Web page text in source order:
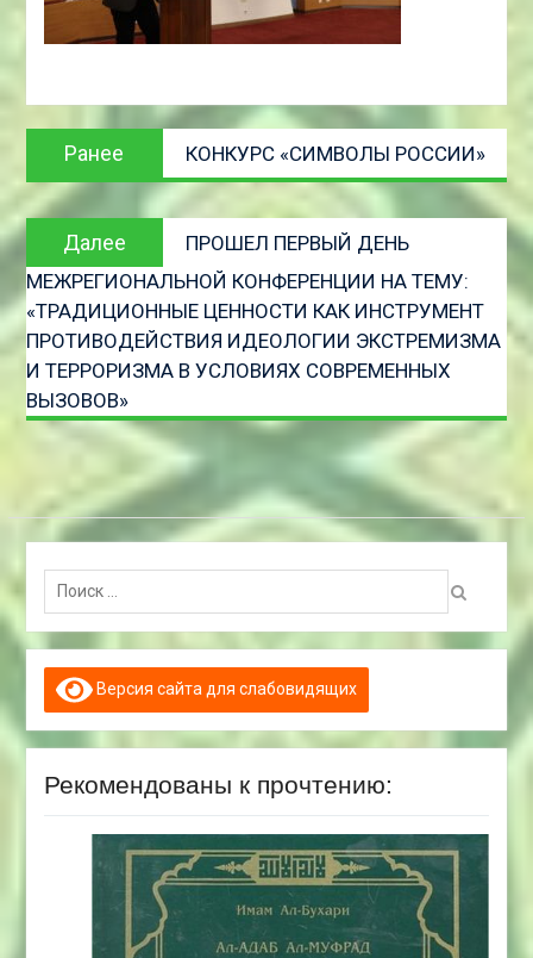
Навигация
записям
Ранее
Предыдущая
запись:
КОНКУРС «СИМВОЛЫ РОССИИ»
Далее
Следующая
запись
ПРОШЕЛ ПЕРВЫЙ ДЕНЬ
МЕЖРЕГИОНАЛЬНОЙ КОНФЕРЕНЦИИ НА ТЕМУ:
«ТРАДИЦИОННЫЕ ЦЕННОСТИ КАК ИНСТРУМЕНТ
ПРОТИВОДЕЙСТВИЯ ИДЕОЛОГИИ ЭКСТРЕМИЗМА
И ТЕРРОРИЗМА В УСЛОВИЯХ СОВРЕМЕННЫХ
ВЫЗОВОВ»
Поиск:
Версия сайта для слабовидящих
Рекомендованы к прочтению: